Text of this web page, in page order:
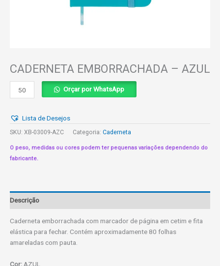
CADERNETA EMBORRACHADA – AZUL
CADERNETA
EMBORRACHADA
AZUL
quantidade
Orçar por WhatsApp
Lista de Desejos
SKU: XB-03009-AZC Categoria: Caderneta
O peso, medidas ou cores podem ter pequenas variações dependendo do
fabricante.
Descrição
Caderneta emborrachada com marcador de página em cetim e fita
elástica para fechar. Contém aproximadamente 80 folhas
amareladas com pauta.
Cor: AZUL